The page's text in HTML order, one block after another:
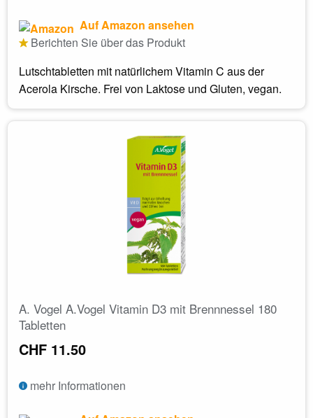
Auf Amazon ansehen
Berichten Sie über das Produkt
Lutschtabletten mit natürlichem Vitamin C aus der
Acerola Kirsche. Frei von Laktose und Gluten, vegan.
A. Vogel A.Vogel Vitamin D3 mit Brennnessel 180
Tabletten
CHF 11.50
mehr Informationen